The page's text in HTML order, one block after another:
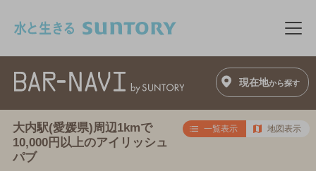
メ
現在地から探す
大内駅(愛媛県)周辺1kmで
10,000円以上のアイリッシュ
パブ
一覧表示 地図表示